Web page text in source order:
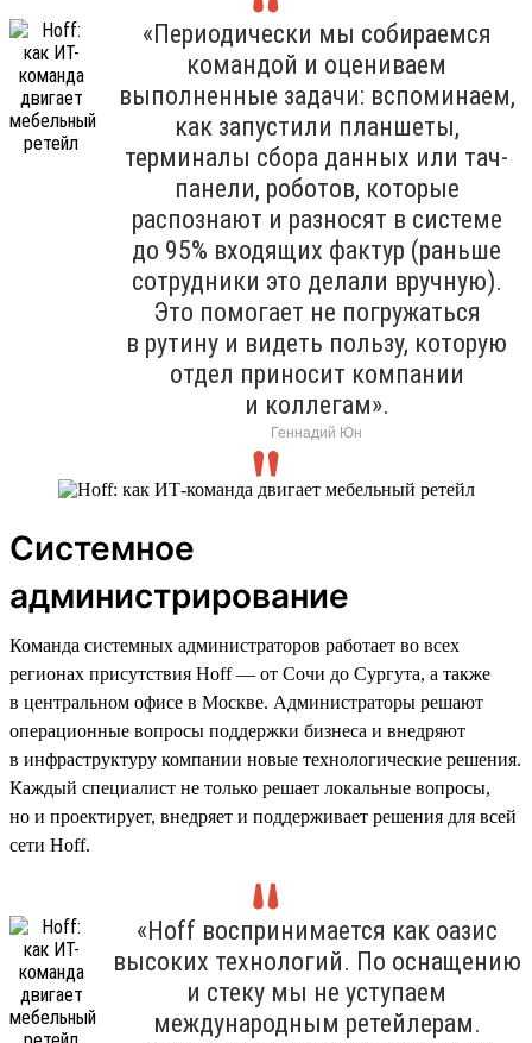
«Периодически мы собираемся
командой и оцениваем
выполненные задачи: вспоминаем,
как запустили планшеты,
терминалы сбора данных или тач-
панели, роботов, которые
распознают и разносят в системе
до 95% входящих фактур (раньше
сотрудники это делали вручную).
Это помогает не погружаться
в рутину и видеть пользу, которую
отдел приносит компании
и коллегам».
Геннадий Юн
Системное
администрирование
Команда системных администраторов работает во всех
регионах присутствия Hoff — от Сочи до Сургута, а также
в центральном офисе в Москве. Администраторы решают
операционные вопросы поддержки бизнеса и внедряют
в инфраструктуру компании новые технологические решения.
Каждый специалист не только решает локальные вопросы,
но и проектирует, внедряет и поддерживает решения для всей
сети Hoff.
«Hoff воспринимается как оазис
высоких технологий. По оснащению
и стеку мы не уступаем
международным ретейлерам.